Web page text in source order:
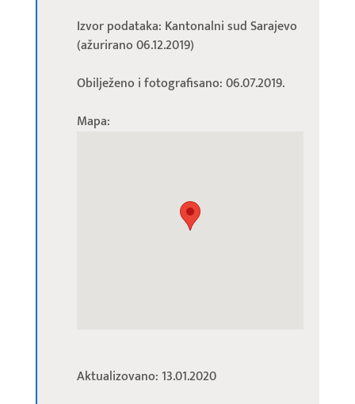
Izvor podataka: Kantonalni sud Sarajevo
(ažurirano 06.12.2019)
Obilježeno i fotografisano: 06.07.2019.
Mapa:
Aktualizovano: 13.01.2020